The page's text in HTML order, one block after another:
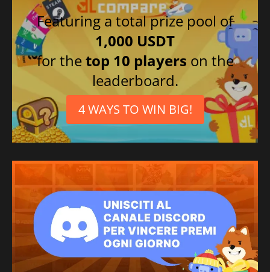
Featuring a total prize pool of
1,000 USDT
for thetop 10 players on the
leaderboard.
4 WAYS TO WIN BIG!